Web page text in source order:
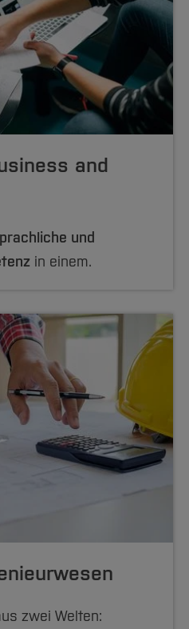
and
und
in einem.
zwei Welten: